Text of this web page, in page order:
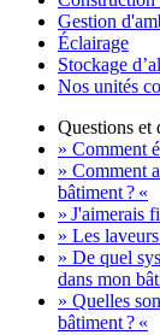
Gestion
Éclairage
Stockage
Nos unités
Questions et
» Comment
» Comment
bâtiment ? «
» J'aimerais
» Les
» De quel
dans mon
» Quelles
bâtiment ? «